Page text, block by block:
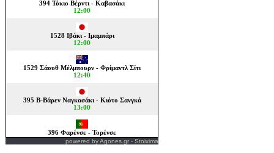
powered byAgones.gr- Stoixima